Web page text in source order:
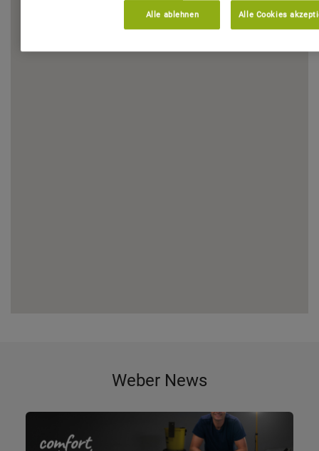
Weber News
Alle ablehnen Alle Cookies